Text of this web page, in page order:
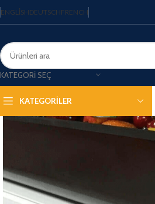
ENGLISHDEUTSCHFRENCH
KATEGORI SEÇ
KATEGORİLER